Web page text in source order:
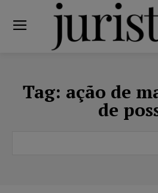
Tag: ação de
de